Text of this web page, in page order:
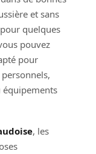
et sans
quelques
pouvez
pour
équipements
, les